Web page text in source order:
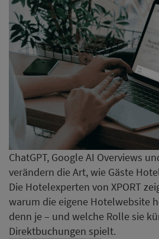
ChatGPT, Google AI Overviews
verändern die Art, wie Gäste
Die Hotelexperten von XPORT
warum die eigene Hotelwebsite
denn je – und welche Rolle sie
Direktbuchungen spielt.